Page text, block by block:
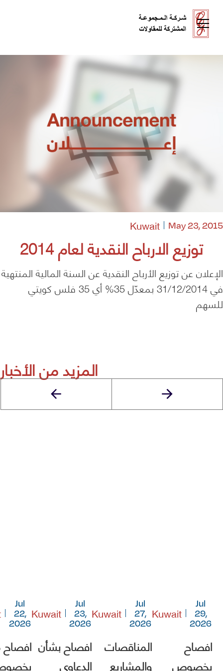
توزيع الارباح النقدية لعام 2014
May 23, 2015
Kuwait
الإعلان عن توزيع الأرباح النقدية عن السنة المالية المنتهية
في 31/12/2014 بمعدّل 35% أي 35 فلس كويتي
للسهم
المزيد من الأخبار
Jul
29,
2026
Kuwait
افصاح
بخصوص
Jul
27,
2026
Kuwait
المناقصات
والمشاريع
Jul
23,
2026
Kuwait
افصاح بشأن
الدعاوى
Jul
22,
2026